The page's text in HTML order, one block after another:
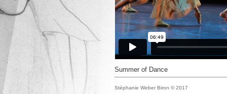
Summer of Dance
Stéphanie Weber Biron © 2017